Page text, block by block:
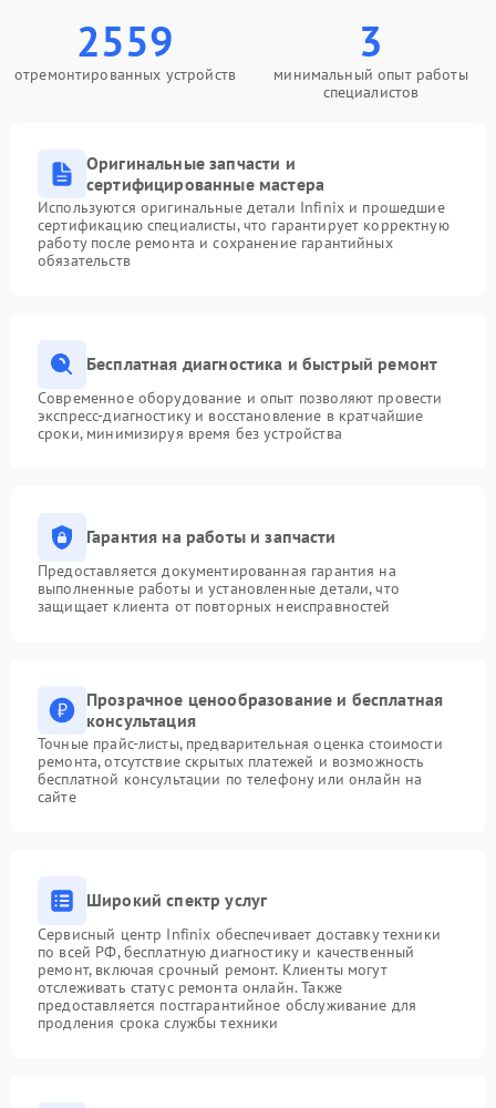
2559
отремонтированных устройств
3
минимальный опыт работы
специалистов
Оригинальные запчасти и
сертифицированные мастера
Используются оригинальные детали Infinix и прошедшие
сертификацию специалисты, что гарантирует корректную
работу после ремонта и сохранение гарантийных
обязательств
Бесплатная диагностика и быстрый ремонт
Современное оборудование и опыт позволяют провести
экспресс-диагностику и восстановление в кратчайшие
сроки, минимизируя время без устройства
Гарантия на работы и запчасти
Предоставляется документированная гарантия на
выполненные работы и установленные детали, что
защищает клиента от повторных неисправностей
Прозрачное ценообразование и бесплатная
консультация
Точные прайс-листы, предварительная оценка стоимости
ремонта, отсутствие скрытых платежей и возможность
бесплатной консультации по телефону или онлайн на
сайте
Широкий спектр услуг
Сервисный центр Infinix обеспечивает доставку техники
по всей РФ, бесплатную диагностику и качественный
ремонт, включая срочный ремонт. Клиенты могут
отслеживать статус ремонта онлайн. Также
предоставляется постгарантийное обслуживание для
продления срока службы техники